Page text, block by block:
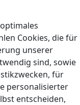
Cookies, die für
unserer
sind, sowie
für
personalisierter
entscheiden,